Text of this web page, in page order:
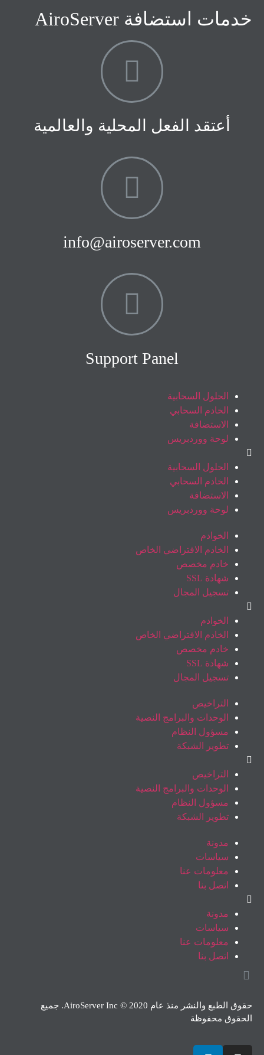
خدمات استضافة AiroServer
أعتقد الفعل المحلية والعالمية
info@airoserver.com
Support Panel
الحلول السحابية
الخادم السحابي
الاستضافة
لوحة ووردبريس
الحلول السحابية
الخادم السحابي
الاستضافة
لوحة ووردبريس
الخوادم
الخادم الافتراضي الخاص
خادم مخصص
شهادة SSL
تسجيل المجال
الخوادم
الخادم الافتراضي الخاص
خادم مخصص
شهادة SSL
تسجيل المجال
التراخيص
الوحدات والبرامج النصية
مسؤول النظام
تطوير الشبكة
التراخيص
الوحدات والبرامج النصية
مسؤول النظام
تطوير الشبكة
مدونة
سياسات
معلومات عنا
اتصل بنا
مدونة
سياسات
معلومات عنا
اتصل بنا
حقوق الطبع والنشر منذ عام 2020 © AiroServer Inc. جميع
الحقوق محفوظة